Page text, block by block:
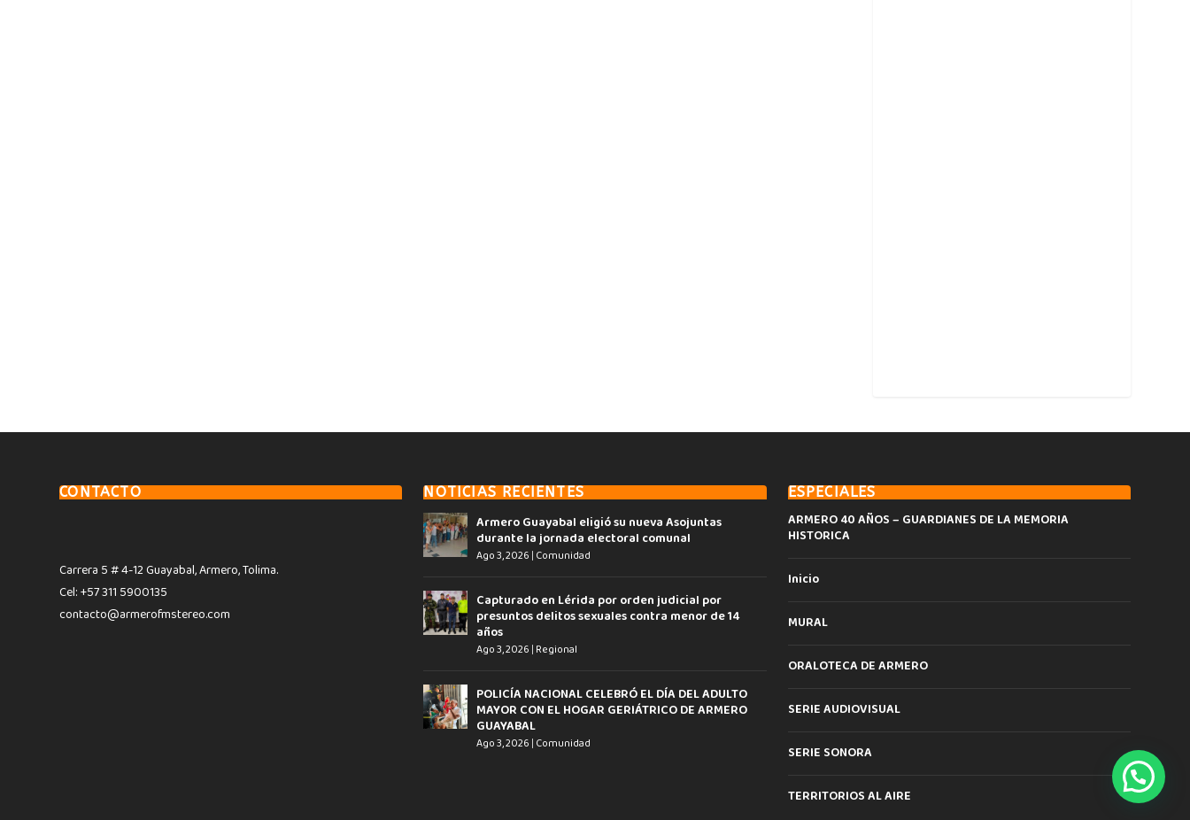
CONTACTO
Carrera 5 # 4-12 Guayabal, Armero, Tolima.
Cel: +57 311 5900135
contacto@armerofmstereo.com
NOTICIAS RECIENTES
Armero Guayabal eligió su nueva Asojuntas
durante la jornada electoral comunal
Ago 3, 2026 | Comunidad
Capturado en Lérida por orden judicial por
presuntos delitos sexuales contra menor de 14
años
Ago 3, 2026 | Regional
POLICÍA NACIONAL CELEBRÓ EL DÍA DEL ADULTO
MAYOR CON EL HOGAR GERIÁTRICO DE ARMERO
GUAYABAL
Ago 3, 2026 | Comunidad
ESPECIALES
ARMERO 40 AÑOS – GUARDIANES DE LA MEMORIA
HISTORICA
Inicio
MURAL
ORALOTECA DE ARMERO
SERIE AUDIOVISUAL
SERIE SONORA
TERRITORIOS AL AIRE